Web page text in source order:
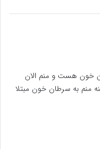
خون هست و منم الان
دارم ممکنه منم به سرطان خون مبتلا